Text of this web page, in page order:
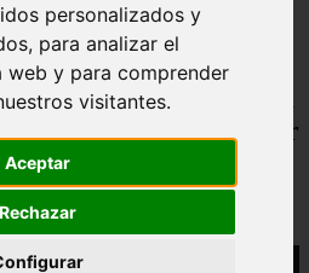
personalizados y
para analizar el
web y para comprender
visitantes.
Aceptar
Rechazar
en niños y adolescentes llega a
reforzar higiene bucal
y adolescentes llega
llaman a reforzar